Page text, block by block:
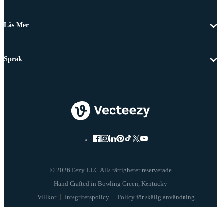
Läs Mer
© 2026 Eezy LLC Alla rättigheter reserverade
Villkor Integritetspolicy Policy för skälig användning
Språk